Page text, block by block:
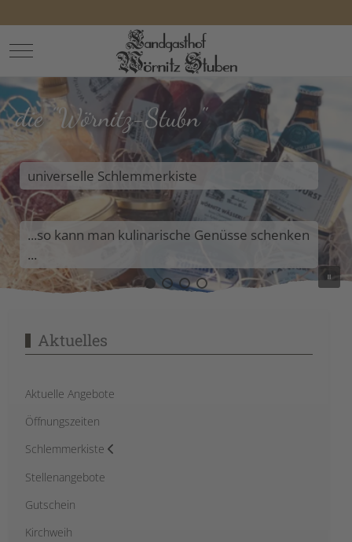
Mobile Menu Toggle
die "Wörnitz-Stubn"
universelle Schlemmerkiste
...so kann man kulinarische Genüsse schenken
...
Aktuelles
Aktuelle Angebote
Öffnungszeiten
Schlemmerkiste
Stellenangebote
Gutschein
Kirchweih